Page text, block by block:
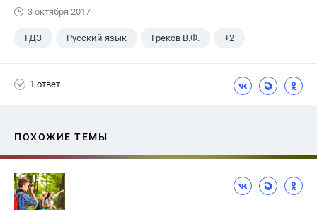
3 октября 2017
ГДЗ Русский язык Греков В.Ф. +2
1 ответ
ПОХОЖИЕ ТЕМЫ